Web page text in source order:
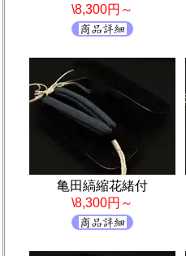
\8,300円～
亀田縞縮花緒付
\8,300円～